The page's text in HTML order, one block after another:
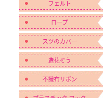
フェルト
ロープ
スツのカバー
造花ぞう
不識布リボン